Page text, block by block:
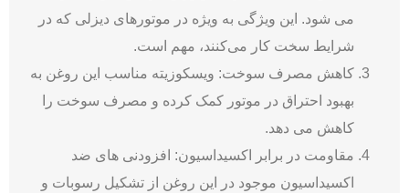
می‌ شود. این ویژگی به ویژه در موتورهای دیزلی که در
شرایط سخت کار می‌کنند، مهم است.
کاهش مصرف سوخت: ویسکوزیته مناسب این روغن به
بهبود احتراق در موتور کمک کرده و مصرف سوخت را
کاهش می ‌دهد.
مقاومت در برابر اکسیداسیون: افزودنی ‌های ضد
اکسیداسیون موجود در این روغن از تشکیل رسوبات و